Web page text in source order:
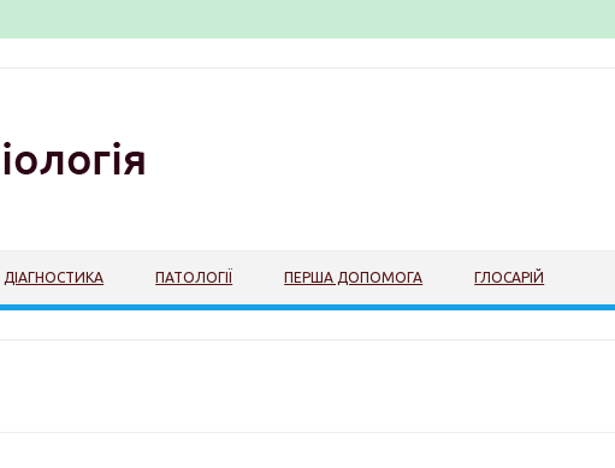
ДІАГНОСТИКА ПАТОЛОГІЇ ПЕРША ДОПОМОГА ГЛОСАРІЙ